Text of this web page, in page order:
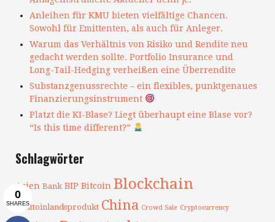
Anleihen für KMU bieten vielfältige Chancen.
Sowohl für Emittenten, als auch für Anleger.
Warum das Verhältnis von Risiko und Rendite neu
gedacht werden sollte. Portfolio Insurance und
Long-Tail-Hedging verheißen eine Überrendite
Substanzgenussrechte – ein flexibles, punktgenaues
Finanzierungsinstrument
Platzt die KI-Blase? Liegt überhaupt eine Blase vor?
“Is this time different?”
Schlagwörter
Asien Bank BIP Bitcoin Blockchain
Bruttoinlandsprodukt China Crowd Sale Cryptocurrency